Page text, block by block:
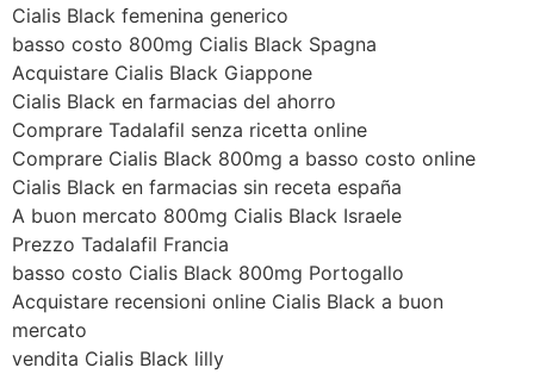
Cialis Black femenina generico
basso costo 800mg Cialis Black Spagna
Acquistare Cialis Black Giappone
Cialis Black en farmacias del ahorro
Comprare Tadalafil senza ricetta online
Comprare Cialis Black 800mg a basso costo online
Cialis Black en farmacias sin receta españa
A buon mercato 800mg Cialis Black Israele
Prezzo Tadalafil Francia
basso costo Cialis Black 800mg Portogallo
Acquistare recensioni online Cialis Black a buon
mercato
vendita Cialis Black lilly